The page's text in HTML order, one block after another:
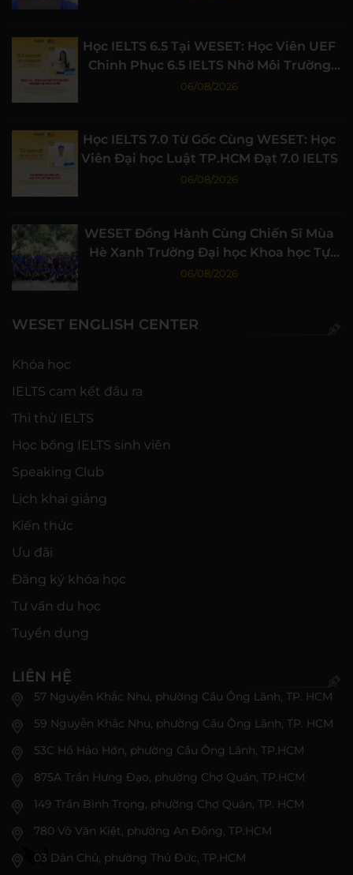
Học IELTS 6.5 Tại WESET: Học Viên UEF
Chinh Phục 6.5 IELTS Nhờ Môi Trường
Học Tập Chất Lượng
06/08/2026
Học IELTS 7.0 Từ Gốc Cùng WESET: Học
Viên Đại học Luật TP.HCM Đạt 7.0 IELTS
06/08/2026
WESET Đồng Hành Cùng Chiến Sĩ Mùa
Hè Xanh Trường Đại học Khoa học Tự
nhiên, ĐHQG-HCM
06/08/2026
WESET ENGLISH CENTER
Khóa học
IELTS cam kết đầu ra
Thi thử IELTS
Học bổng IELTS sinh viên
Speaking Club
Lịch khai giảng
Kiến thức
Ưu đãi
Đăng ký khóa học
Tư vấn du học
Tuyển dụng
LIÊN HỆ
57 Nguyễn Khắc Nhu, phường Cầu Ông Lãnh, TP. HCM
59 Nguyễn Khắc Nhu, phường Cầu Ông Lãnh, TP. HCM
53C Hồ Hảo Hớn, phường Cầu Ông Lãnh, TP.HCM
875A Trần Hưng Đạo, phường Chợ Quán, TP.HCM
149 Trần Bình Trọng, phường Chợ Quán, TP. HCM
780 Võ Văn Kiệt, phường An Đông, TP.HCM
03 Dân Chủ, phường Thủ Đức, TP.HCM